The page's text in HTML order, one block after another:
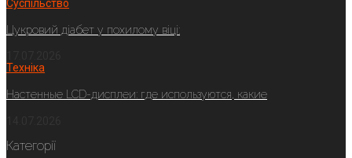
Суспільство
Цукровий діабет у похилому віці:
Техніка
Настенные LCD-дисплеи: где используются, какие
Категорії